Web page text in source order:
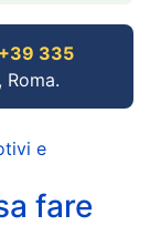
+39 335
e
fare